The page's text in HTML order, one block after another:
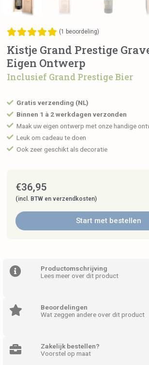
(1 beoordeling)
Kistje Grand Prestige
Eigen Ontwerp
Inclusief Grand Prestige Bier
Gratis verzending (NL)
Binnen 1 à 2 werkdagen verzonden
Maak uw eigen ontwerp met onze handige
Leuk om cadeau te doen
Ook zeer geschikt als decoratie
€36,95
(incl. BTW en verzendkosten)
Start met bestellen
Productomschrijving
Lees meer over dit product
Beoordelingen
Wat zeggen andere over dit product
Zakelijk bestellen?
Voorstel op maat